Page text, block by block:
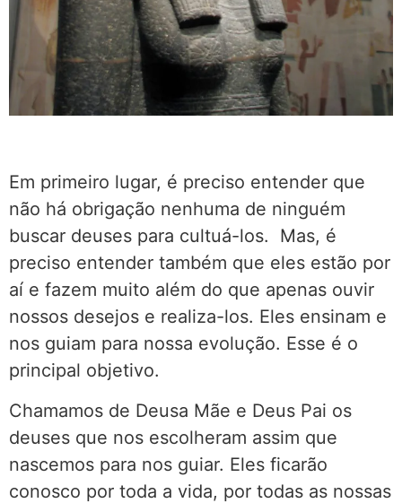
Em primeiro lugar, é preciso entender que
não há obrigação nenhuma de ninguém
buscar deuses para cultuá-los. Mas, é
preciso entender também que eles estão por
aí e fazem muito além do que apenas ouvir
nossos desejos e realiza-los. Eles ensinam e
nos guiam para nossa evolução. Esse é o
principal objetivo.
Chamamos de Deusa Mãe e Deus Pai os
deuses que nos escolheram assim que
nascemos para nos guiar. Eles ficarão
conosco por toda a vida, por todas as nossas